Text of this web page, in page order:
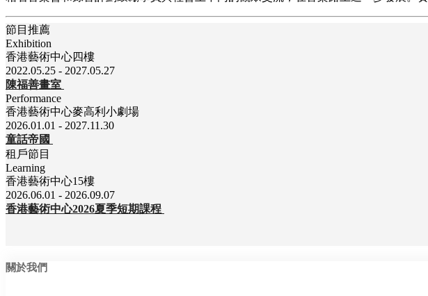
節目推薦
Exhibition
香港藝術中心四樓
2022.05.25 - 2027.05.27
陳福善畫室
Performance
香港藝術中心麥高利小劇場
2026.01.01 - 2027.11.30
童話帝國
租戶節目
Learning
香港藝術中心15樓
2026.06.01 - 2026.09.07
香港藝術中心2026夏季短期課程
關於我們